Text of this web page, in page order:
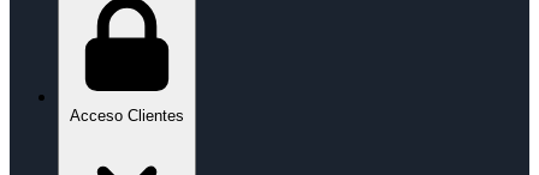
Acceso Clientes